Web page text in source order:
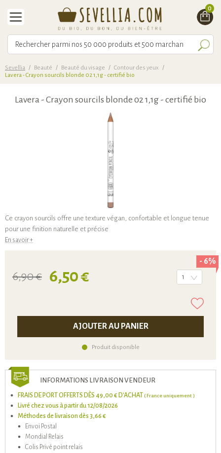
0
Sevellia / Beauté / Beauté du visage / Contour des yeux
/
Lavera - Crayon sourcils blonde 02 1,1g - certifié bio
Lavera - Crayon sourcils blonde 02 1,1g - certifié bio
Ce crayon sourcils offre une texture végan, confortable et longue tenue
pour une finition naturelle et précise
En savoir +
- 6%
6,90 € 6,50 € 1
AJOUTER AU PANIER
Produit disponible
INFORMATIONS LIVRAISON VENDEUR
FRAIS DE PORT OFFERTS DÈS 49,00 € D'ACHAT ( France uniquement )
Livré chez vous à partir du 12/08/2026
Méthodes de livraison dès 3,66 €
Envoi Postal
Mondial Relais
Colis Privé point relais